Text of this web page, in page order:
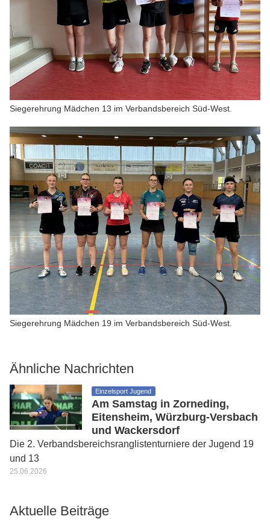
Siegerehrung Mädchen 13 im Verbandsbereich Süd-West.
Siegerehrung Mädchen 19 im Verbandsbereich Süd-West.
Ähnliche Nachrichten
Einzelsport Jugend
Am Samstag in Zorneding,
Eitensheim, Würzburg-Versbach
und Wackersdorf
Die 2. Verbandsbereichsranglistenturniere der Jugend 19
und 13
25.06.2026
Aktuelle Beiträge